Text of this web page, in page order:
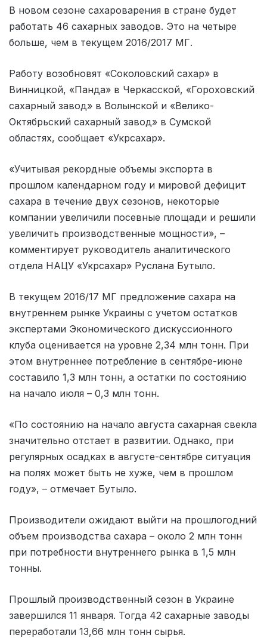
В новом сезоне сахароварения в стране будет
работать 46 сахарных заводов. Это на четыре
больше, чем в текущем 2016/2017 МГ.
Работу возобновят «Соколовский сахар» в
Винницкой, «Панда» в Черкасской, «Гороховский
сахарный завод» в Волынской и «Велико-
Октябрьский сахарный завод» в Сумской
областях, сообщает «Укрсахар».
«Учитывая рекордные объемы экспорта в
прошлом календарном году и мировой дефицит
сахара в течение двух сезонов, некоторые
компании увеличили посевные площади и решили
увеличить производственные мощности», –
комментирует руководитель аналитического
отдела НАЦУ «Укрсахар» Руслана Бутыло.
В текущем 2016/17 МГ предложение сахара на
внутреннем рынке Украины с учетом остатков
экспертами Экономического дискуссионного
клуба оценивается на уровне 2,34 млн тонн. При
этом внутреннее потребление в сентябре-июне
составило 1,3 млн тонн, а остатки по состоянию
на начало июля – 0,3 млн тонн.
«По состоянию на начало августа сахарная свекла
значительно отстает в развитии. Однако, при
регулярных осадках в августе-сентябре ситуация
на полях может быть не хуже, чем в прошлом
году», – отмечает Бутыло.
Производители ожидают выйти на прошлогодний
объем производства сахара – около 2 млн тонн
при потребности внутреннего рынка в 1,5 млн
тонны.
Прошлый производственный сезон в Украине
завершился 11 января. Тогда 42 сахарные заводы
переработали 13,66 млн тонн сырья.